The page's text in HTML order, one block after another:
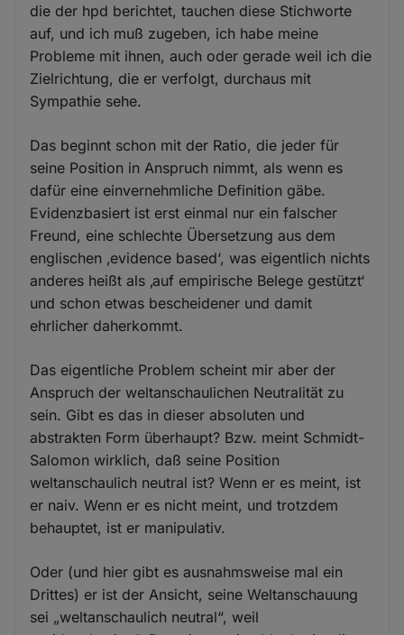
die der hpd berichtet, tauchen diese Stichworte
auf, und ich muß zugeben, ich habe meine
Probleme mit ihnen, auch oder gerade weil ich die
Zielrichtung, die er verfolgt, durchaus mit
Sympathie sehe.
Das beginnt schon mit der Ratio, die jeder für
seine Position in Anspruch nimmt, als wenn es
dafür eine einvernehmliche Definition gäbe.
Evidenzbasiert ist erst einmal nur ein falscher
Freund, eine schlechte Übersetzung aus dem
englischen ‚evidence based‘, was eigentlich nichts
anderes heißt als ‚auf empirische Belege gestützt‘
und schon etwas bescheidener und damit
ehrlicher daherkommt.
Das eigentliche Problem scheint mir aber der
Anspruch der weltanschaulichen Neutralität zu
sein. Gibt es das in dieser absoluten und
abstrakten Form überhaupt? Bzw. meint Schmidt-
Salomon wirklich, daß seine Position
weltanschaulich neutral ist? Wenn er es meint, ist
er naiv. Wenn er es nicht meint, und trotzdem
behauptet, ist er manipulativ.
Oder (und hier gibt es ausnahmsweise mal ein
Drittes) er ist der Ansicht, seine Weltanschauung
sei „weltanschaulich neutral“, weil